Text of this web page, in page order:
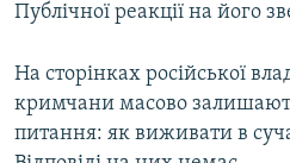
Публічної реакції на його
На сторінках російської
кримчани масово
питання: як виживати в